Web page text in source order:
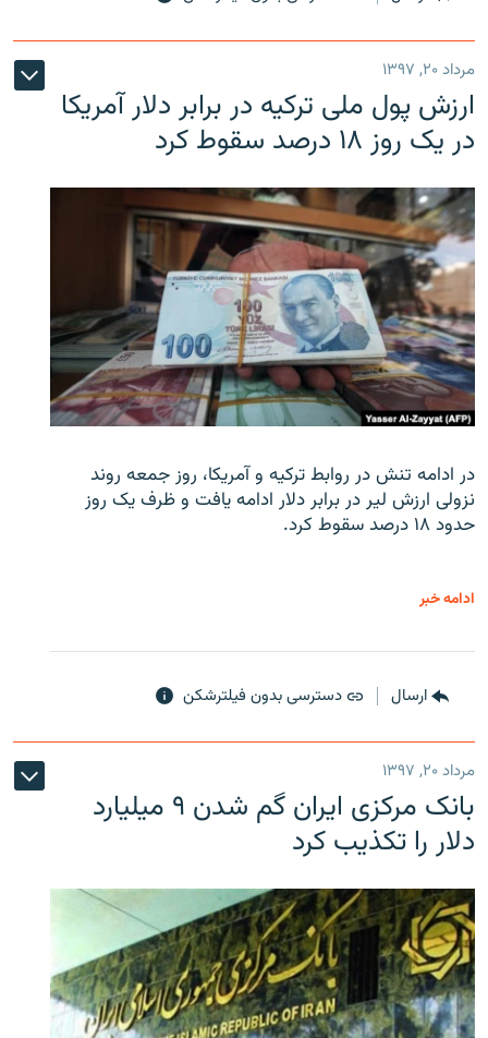
مرداد ۲۰, ۱۳۹۷
ارزش پول ملی ترکیه در برابر دلار آمریکا
در یک روز ۱۸ درصد سقوط کرد
در ادامه تنش در روابط ترکیه و آمریکا، روز جمعه روند
نزولی ارزش لیر در برابر دلار ادامه یافت و ظرف یک روز
حدود ۱۸ درصد سقوط کرد.
ادامه خبر
ارسال دسترسی بدون فیلترشکن
مرداد ۲۰, ۱۳۹۷
بانک مرکزی ایران گم شدن ۹ میلیارد
دلار را تکذیب کرد